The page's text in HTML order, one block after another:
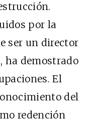
por la
ser un director
ha demostrado
El
del
redención